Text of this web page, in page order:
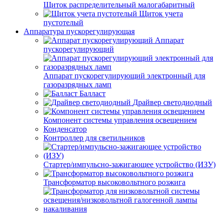
Щиток распределительный малогабаритный
Щиток учета
пустотелый
Аппаратура пускорегулирующая
Аппарат
пускорегулирующий
Аппарат пускорегулирующий электронный для
газоразрядных ламп
Балласт
Драйвер светодиодный
Компонент системы управления освещением
Конденсатор
Контроллер для светильников
Стартер/импульсно-зажигающее устройство (ИЗУ)
Трансформатор высоковольтного розжига